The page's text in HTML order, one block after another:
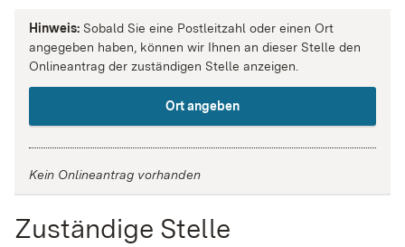
Hinweis: Sobald Sie eine Postleitzahl oder einen Ort
angegeben haben, können wir Ihnen an dieser Stelle den
Onlineantrag der zuständigen Stelle anzeigen.
Ort angeben
Kein Onlineantrag vorhanden
Zuständige Stelle